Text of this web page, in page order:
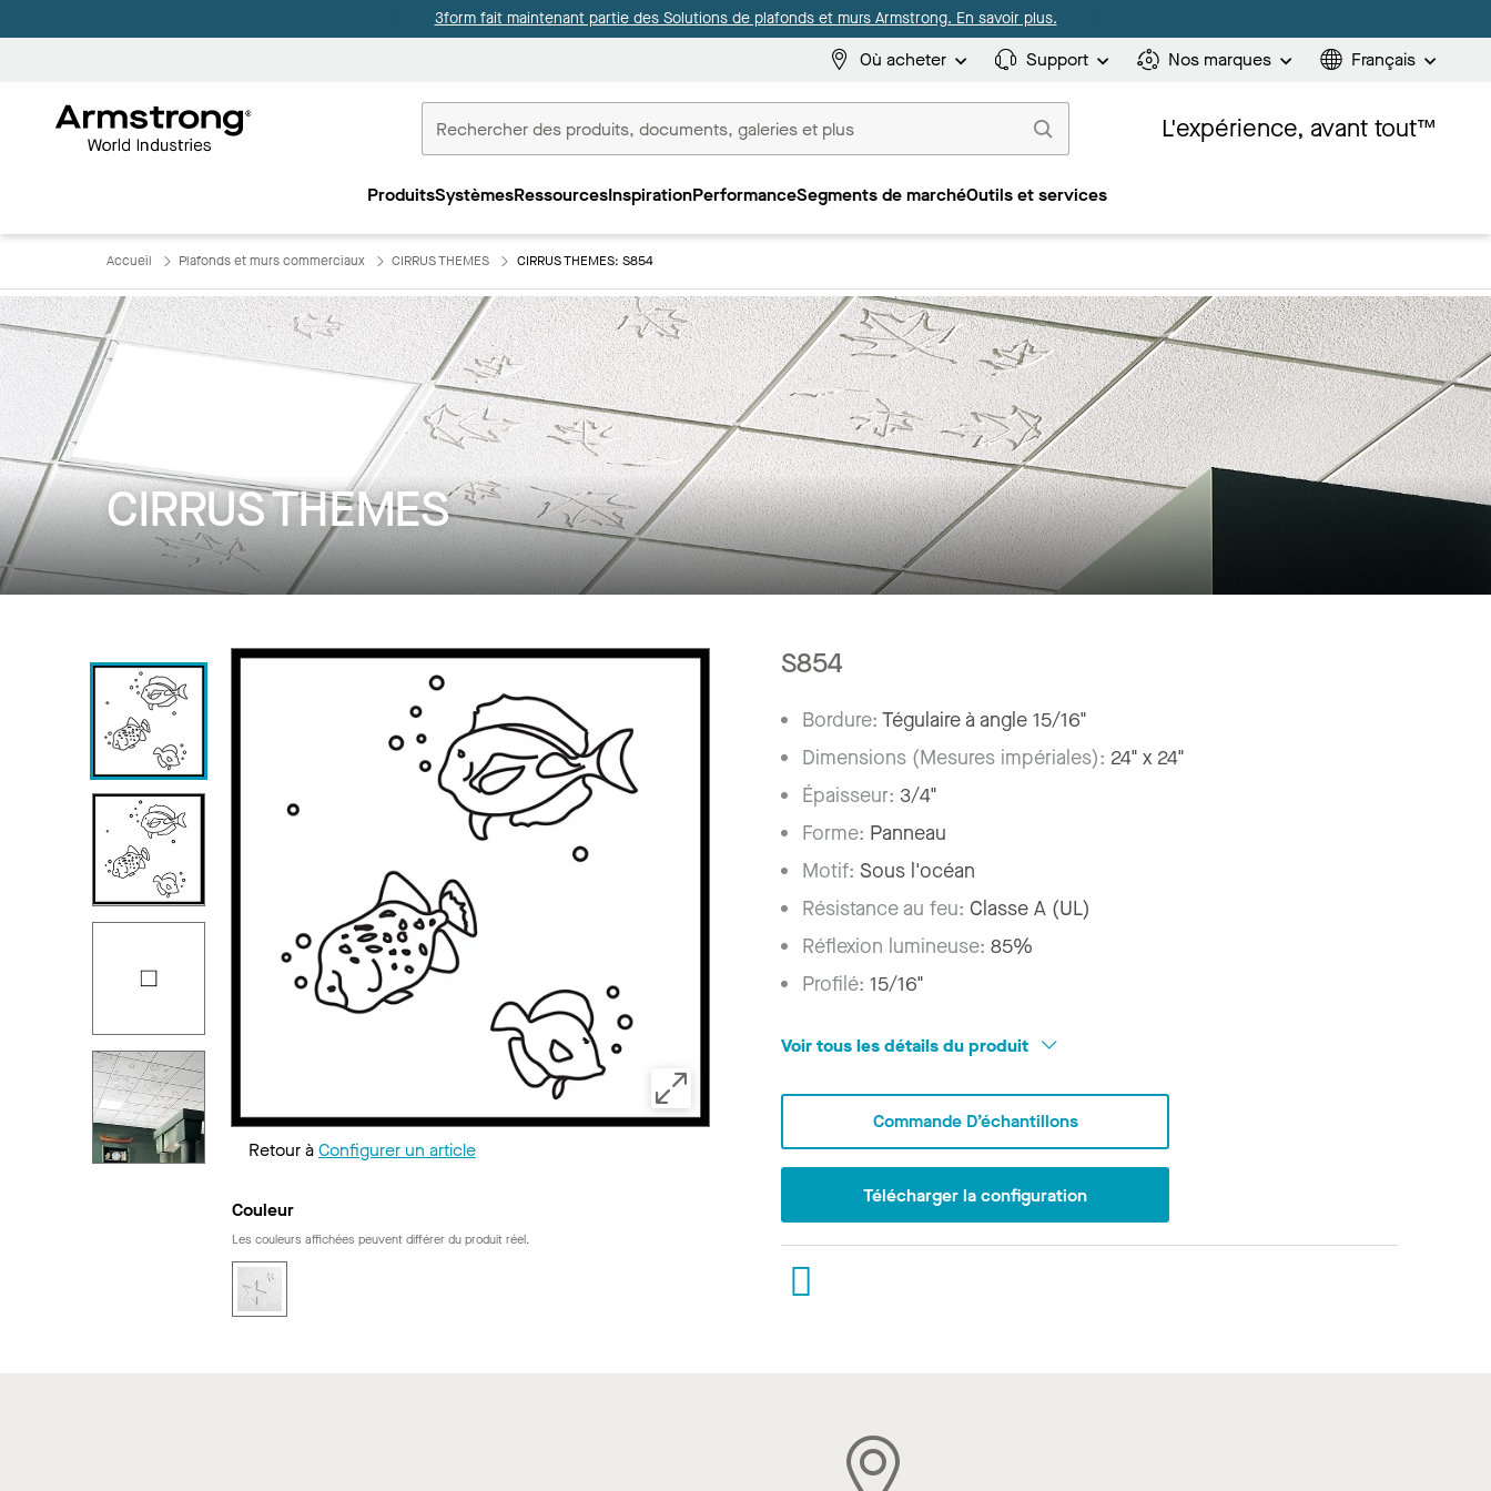
3form fait maintenant partie des Solutions de plafonds et murs Armstrong. En savoir plus.
Où acheter Support Nos marques Français
Commerciaux
L'expérience, avant tout™
ProduitsSystèmesRessourcesInspirationPerformanceSegments de marchéOutils et services
Accueil Plafonds et murs commerciaux CIRRUS THEMES CIRRUS THEMES: S854
CIRRUS THEMES
Retour àConfigurer un article
Couleur
Les couleurs affichées peuvent différer du produit réel.
S854
Bordure:Tégulaire à angle 15/16"
Dimensions (Mesures impériales): 24" x 24"
Épaisseur: 3/4"
Forme: Panneau
Motif:Sous l'océan
Résistance au feu:Classe A (UL)
Réflexion lumineuse:85%
Profilé:15/16"
Voir tous les détails du produit
Commande D’échantillons
Télécharger la configuration